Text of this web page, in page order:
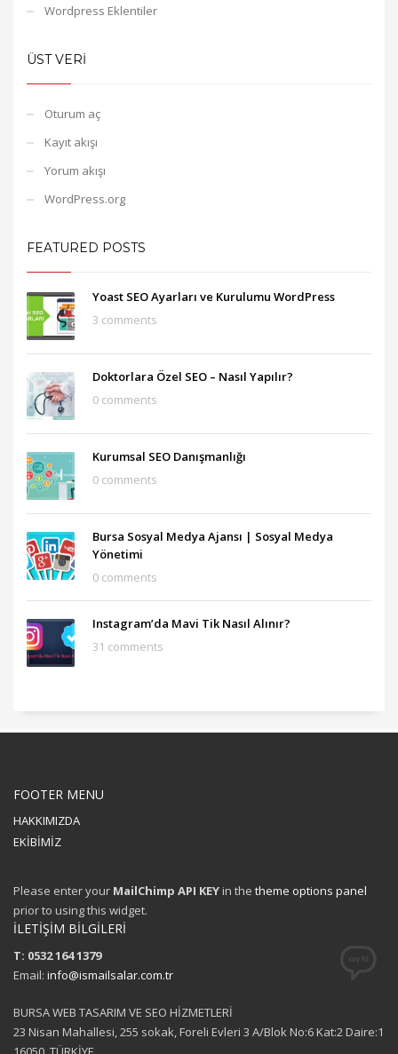
Wordpress Eklentiler
ÜST VERI
Oturum aç
Kayıt akışı
Yorum akışı
WordPress.org
FEATURED POSTS
Yoast SEO Ayarları ve Kurulumu WordPress
3 comments
Doktorlara Özel SEO – Nasıl Yapılır?
0 comments
Kurumsal SEO Danışmanlığı
0 comments
Bursa Sosyal Medya Ajansı‎ | Sosyal Medya
Yönetimi
0 comments
Instagram’da Mavi Tik Nasıl Alınır?
31 comments
FOOTER MENU
HAKKIMIZDA
EKİBİMİZ
Please enter your MailChimp API KEY in the theme options panel
prior to using this widget.
İLETİŞİM BİLGİLERİ
T: 0532 164 1379
Email: info@ismailsalar.com.tr
BURSA WEB TASARIM VE SEO HİZMETLERİ
23 Nisan Mahallesi, 255 sokak, Foreli Evleri 3 A/Blok No:6 Kat:2 Daire:1